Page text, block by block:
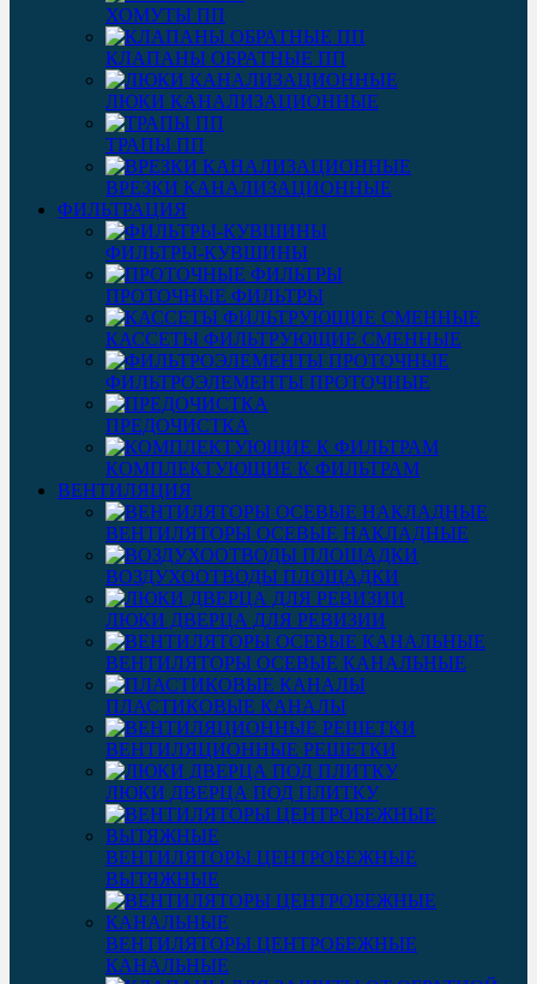
ХОМУТЫ ПП
КЛАПАНЫ ОБРАТНЫЕ ПП
ЛЮКИ КАНАЛИЗАЦИОННЫЕ
ТРАПЫ ПП
ВРЕЗКИ КАНАЛИЗАЦИОННЫЕ
ФИЛЬТРАЦИЯ
ФИЛЬТРЫ-КУВШИНЫ
ПРОТОЧНЫЕ ФИЛЬТРЫ
КАССЕТЫ ФИЛЬТРУЮЩИЕ СМЕННЫЕ
ФИЛЬТРОЭЛЕМЕНТЫ ПРОТОЧНЫЕ
ПРЕДОЧИСТКА
КОМПЛЕКТУЮЩИЕ К ФИЛЬТРАМ
ВЕНТИЛЯЦИЯ
ВЕНТИЛЯТОРЫ ОСЕВЫЕ НАКЛАДНЫЕ
ВОЗДУХООТВОДЫ ПЛОЩАДКИ
ЛЮКИ ДВЕРЦА ДЛЯ РЕВИЗИИ
ВЕНТИЛЯТОРЫ ОСЕВЫЕ КАНАЛЬНЫЕ
ПЛАСТИКОВЫЕ КАНАЛЫ
ВЕНТИЛЯЦИОННЫЕ РЕШЕТКИ
ЛЮКИ ДВЕРЦА ПОД ПЛИТКУ
ВЕНТИЛЯТОРЫ ЦЕНТРОБЕЖНЫЕ
ВЫТЯЖНЫЕ
ВЕНТИЛЯТОРЫ ЦЕНТРОБЕЖНЫЕ
КАНАЛЬНЫЕ